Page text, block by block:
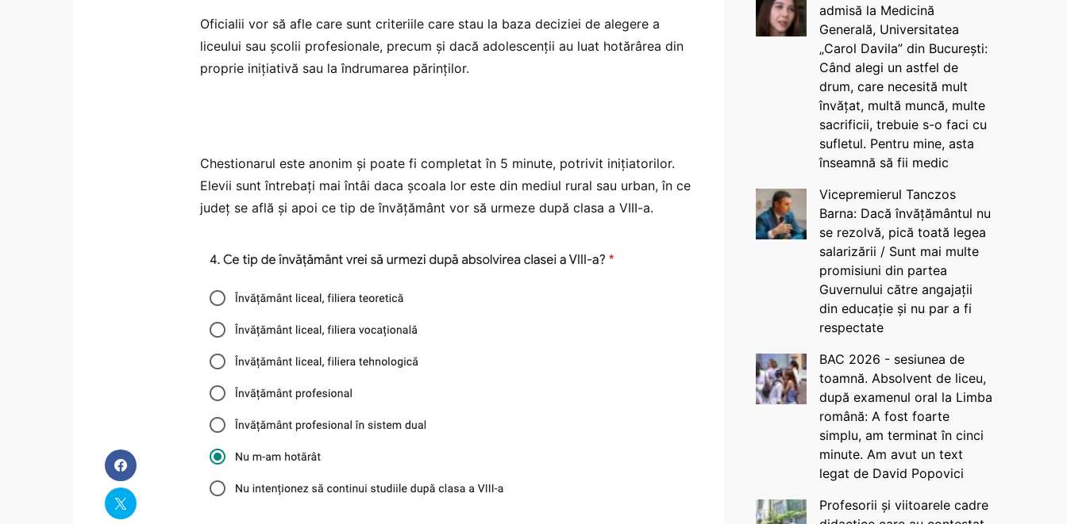
Oficialii vor să afle care sunt criteriile care stau la baza deciziei de alegere a
liceului sau școlii profesionale, precum și dacă adolescenții au luat hotărârea din
proprie inițiativă sau la îndrumarea părinților.
Chestionarul este anonim și poate fi completat în 5 minute, potrivit inițiatorilor.
Elevii sunt întrebați mai întâi daca școala lor este din mediul rural sau urban, în ce
județ se află și apoi ce tip de învățământ vor să urmeze după clasa a VIII-a.
admisă la Medicină
Generală, Universitatea
„Carol Davila” din București:
Când alegi un astfel de
drum, care necesită mult
învățat, multă muncă, multe
sacrificii, trebuie s-o faci cu
sufletul. Pentru mine, asta
înseamnă să fii medic
Vicepremierul Tanczos
Barna: Dacă învățământul nu
se rezolvă, pică toată legea
salarizării / Sunt mai multe
promisiuni din partea
Guvernului către angajații
din educație și nu par a fi
respectate
BAC 2026 - sesiunea de
toamnă. Absolvent de liceu,
după examenul oral la Limba
română: A fost foarte
simplu, am terminat în cinci
minute. Am avut un text
legat de David Popovici
Profesorii și viitoarele cadre